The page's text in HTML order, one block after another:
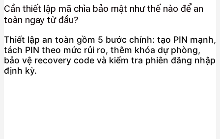
Cần thiết lập mã chìa bảo mật như thế nào để an
toàn ngay từ đầu?
Thiết lập an toàn gồm 5 bước chính: tạo PIN mạnh,
tách PIN theo mức rủi ro, thêm khóa dự phòng,
bảo vệ recovery code và kiểm tra phiên đăng nhập
định kỳ.